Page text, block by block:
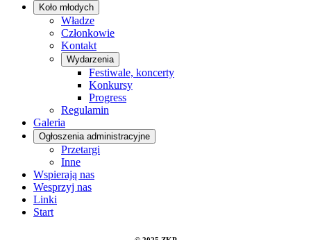
Koło młodych
Władze
Członkowie
Kontakt
Wydarzenia
Festiwale, koncerty
Konkursy
Progress
Regulamin
Galeria
Ogłoszenia administracyjne
Przetargi
Inne
Wspierają nas
Wesprzyj nas
Linki
Start